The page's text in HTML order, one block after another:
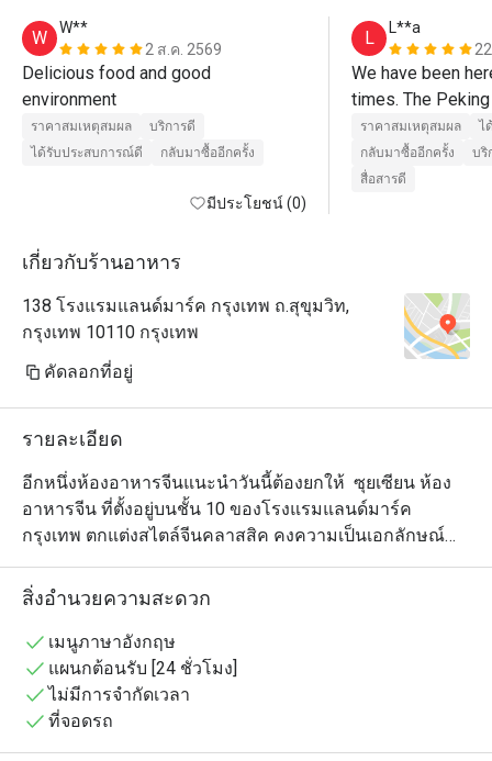
W
W**
2 ส.ค. 2569
Delicious food and good
environment
ราคาสมเหตุสมผล
บริการดี
ได้รับประสบการณ์ดี
กลับมาซื้ออีกครั้ง
มีประโยชน์ (0)
L
L**a
We have been
times. The
we have ever had.
ราคาสมเหตุสมผล
ไ
กลับมาซื้ออีกครั้ง
บริ
สื่อสารดี
เกี่ยวกับร้านอาหาร
138 โรงแรมแลนด์มาร์ค กรุงเทพ ถ.สุขุมวิท,
กรุงเทพ 10110 กรุงเทพ
คัดลอกที่อยู่
รายละเอียด
อีกหนึ่งห้องอาหารจีนแนะนำวันนี้ต้องยกให้  ซุยเซียน ห้อง
อาหารจีน ที่ตั้งอยู่บนชั้น 10 ของโรงแรมแลนด์มาร์ค
กรุงเทพ ตกแต่งสไตล์จีนคลาสสิค คงความเป็นเอกลักษณ์
ของร้านอาหารจีนคลาสิคผสมผสานความเรียบง่ายแต่
หรูหรา ให้คุณได้อิ่มอร่อยกับเมนูอาหารจีนจานเด็ดอย่าง
ติ่มซำที่มีให้คุณเลือกสรรกว่า 40 เมนู ไม่ว่าจะเป็น ขนมจีบ
กุ้งหยก, เกี๊ยวหูฉลาม, ซี่โครงหมูนึ่งเต้าซี่, ฮะเก๋ากุ้ง, ลูกชิ้นกุ้ง
ผักโสภณ, ซุปเสฉวนทะเล,ซุปเยื่อไผ่, ฟองเต้าหู้ทอด, ข้าว
เหนียวทอด, เผือกทอด,ก๋วยเตี๋ยวหลอดไส้รวม ปิดท้ายด้วย
สิ่งอำนวยความสะดวก
เมนูภาษาอังกฤษ
แผนกต้อนรับ [24 ชั่วโมง]
ไม่มีการจำกัดเวลา
ที่จอดรถ